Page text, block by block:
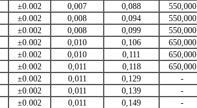
±0.002 0,007 0,088 550,000
±0.002 0,008 0,094 550,000
±0.002 0,008 0,099 550,000
±0.002 0,010 0,106 650,000
±0.002 0,010 0,111 650,000
±0.002 0,011 0,118 650,000
±0.002 0,011 0,129 -
±0.002 0,011 0,139 -
±0.002 0,011 0,149 -